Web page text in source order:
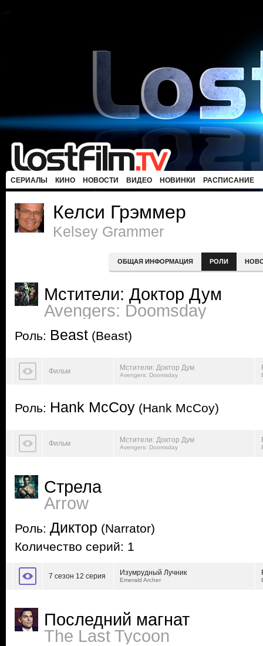
СЕРИАЛЫ КИНО НОВОСТИ ВИДЕО НОВИНКИ РАСПИСАНИЕ
Келси Грэммер
Kelsey Grammer
ОБЩАЯ ИНФОРМАЦИЯ РОЛИ
Мстители: Доктор Дум
Avengers: Doomsday
Роль: Beast (Beast)
Фильм Мстители: Доктор Дум
Avengers: Doomsday
Роль: Hank McCoy (Hank McCoy)
Фильм Мстители: Доктор Дум
Avengers: Doomsday
Стрела
Arrow
Роль: Диктор (Narrator)
Количество серий: 1
7 сезон 12 серия Изумрудный Лучник
Emerald Archer
Последний магнат
The Last Tycoon